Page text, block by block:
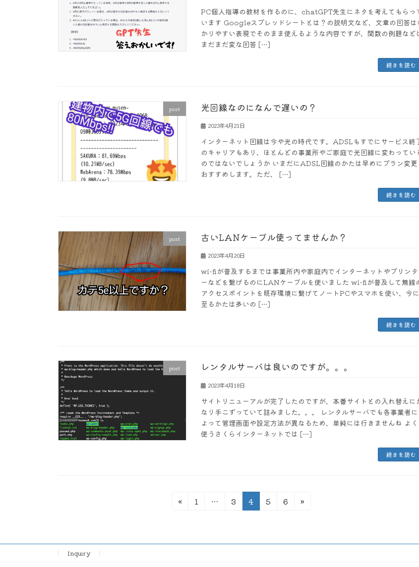
PC個人指導の教材を作るのに、chatGPT先生にネタを考えてもらっ
います Googleスプレッドシートとは？の説明文など、文章の回答は
かりやすい表現でそのまま使えるような内容ですが、関数の例題など
まだまだ変な回答 […]
続きを読む
post 光回線なのになんで遅いの？
2023年4月21日
インターネット回線は今や光の時代です。ADSLもすでにサービス終
のキャリアもあり、ほとんどの事業所やご家庭で光回線に変わってい
のではないでしょうか いまだにADSL回線のかたは早めにプラン変更
おすすめします。ただ、 […]
続きを読む
post 古いLANケーブル使ってませんか？
2023年4月20日
wi-fiが普及するまでは事業所内や家庭内でインターネットやプリンタ
ーなどを繋げるのにLANケーブルを使いました wi-fiが普及して無線
アクセスポイントを既存環境に繋げてノートPCやスマホを使い、今に
至るかたは多いの […]
続きを読む
post レンタルサーバは良いのですが。。。
2023年4月18日
サイトリニューアルが完了したのですが、本番サイトとの入れ替えに
なり手こずっていて詰みました。。。 レンタルサーバでも各事業者に
よって管理画面や設定方法が異なるため、単純には行きませんね よく
使うさくらインターネットでは […]
続きを読む
の
ペ
«
固
1 …
固
3
固
定
4
固
5
固
6 »
Inquiry